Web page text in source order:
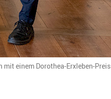
einem Dorothea-Erxleben-Preis